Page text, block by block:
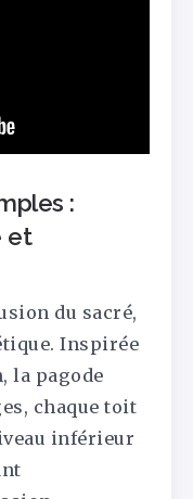
:
et
du sacré,
Inspirée
la pagode
chaque toit
inférieur